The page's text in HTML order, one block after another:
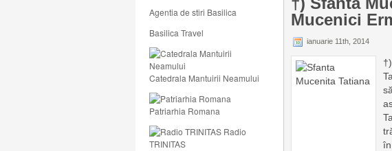
Agentia de stiri Basilica
Basilica Travel
Catedrala Mantuirii Neamului
Patriarhia Romana
Radio
TRINITAS
Mucenici
ianuarie 11th, 2014